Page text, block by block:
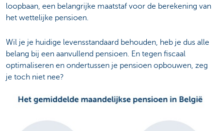
loopbaan, een belangrijke maatstaf voor de berekening van
het wettelijke pensioen.
Wil je je huidige levensstandaard behouden, heb je dus alle
belang bij een aanvullend pensioen. En tegen fiscaal
optimaliseren en ondertussen je pensioen opbouwen, zeg
je toch niet nee?